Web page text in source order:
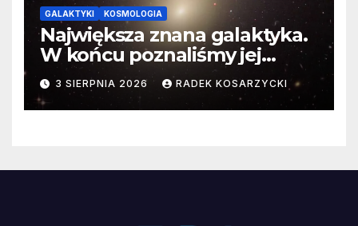
GALAKTYKI KOSMOLOGIA
Największa znana galaktyka.
W końcu poznaliśmy jej
faktyczne wymiary
3 SIERPNIA 2026 RADEK KOSARZYCKI